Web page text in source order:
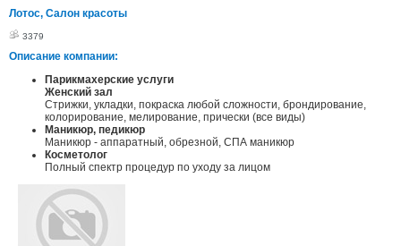
Лотос, Салон красоты
3379
Описание компании:
Парикмахерские услуги
Женский зал
Стрижки, укладки, покраска любой сложности, брондирование,
колорирование, мелирование, прически (все виды)
Маникюр, педикюр
Маникюр - аппаратный, обрезной, СПА маникюр
Косметолог
Полный спектр процедур по уходу за лицом